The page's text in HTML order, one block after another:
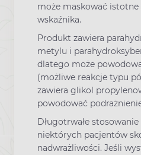
może maskować
wskaźnika.
Produkt zawiera
metylu i
dlatego może
(możliwe reakcje typu
zawiera glikol
powodować
Długotrwałe
niektórych pacjentów
nadwrażliwości. Jeśli